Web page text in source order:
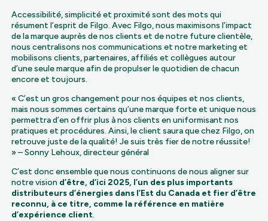
Accessibilité, simplicité et proximité sont des mots qui
résument l’esprit de Filgo. Avec Filgo, nous maximisons l’impact
de la marque auprès de nos clients et de notre future clientèle,
nous centralisons nos communications et notre marketing et
mobilisons clients, partenaires, affiliés et collègues autour
d’une seule marque afin de propulser le quotidien de chacun
encore et toujours.
« C’est un gros changement pour nos équipes et nos clients,
mais nous sommes certains qu’une marque forte et unique nous
permettra d’en offrir plus à nos clients en uniformisant nos
pratiques et procédures. Ainsi, le client saura que chez Filgo, on
retrouve juste de la qualité! Je suis très fier de notre réussite!
» – Sonny Lehoux, directeur général
C’est donc ensemble que nous continuons de nous aligner sur
notre vision d’être, d’ici 2025, l’un des plus importants
distributeurs d’énergies dans l’Est du Canada et fier d’être
reconnu, à ce titre, comme la référence en matière
d’expérience client.